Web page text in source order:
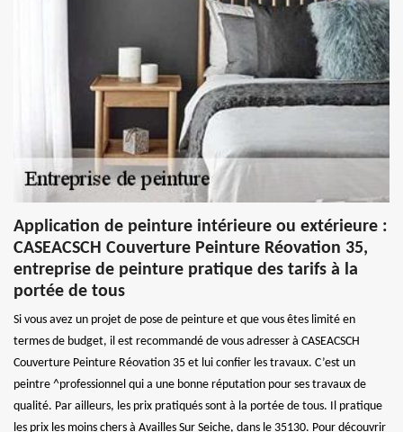
Application de peinture intérieure ou extérieure :
CASEACSCH Couverture Peinture Réovation 35,
entreprise de peinture pratique des tarifs à la
portée de tous
Si vous avez un projet de pose de peinture et que vous êtes limité en
termes de budget, il est recommandé de vous adresser à CASEACSCH
Couverture Peinture Réovation 35 et lui confier les travaux. C’est un
peintre ^professionnel qui a une bonne réputation pour ses travaux de
qualité. Par ailleurs, les prix pratiqués sont à la portée de tous. Il pratique
les prix les moins chers à Availles Sur Seiche, dans le 35130. Pour découvrir